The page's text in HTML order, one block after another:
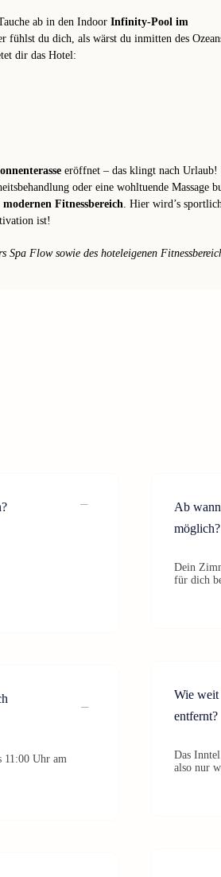
ab in den Indoor Infinity-Pool im
fühlst du dich, als wärst du inmitten des
dir das Hotel:
eröffnet – das klingt nach Urlaub!
oder eine wohltuende Massage
modernen Fitnessbereich . Hier wird’s
ist!
Spa Flow sowie des hoteleigenen
11:00 Uhr am
Ab
möglich?
Dein
für dich
Wie weit
entfernt?
Das
also nur